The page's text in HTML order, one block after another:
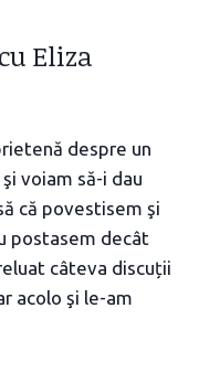
Eliza
despre un
voiam să-i dau
că povestisem şi
postasem decât
câteva discuții
acolo şi le-am